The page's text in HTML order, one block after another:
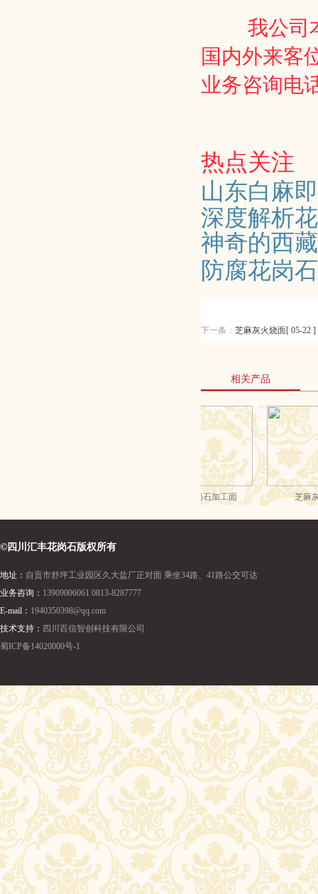
我公司
国内外来客
业务咨询电
热点关注
山东白麻
深度解析
神奇的西
防腐花岗
下一条： 芝麻灰火烧面[ 05-22 ]
相关产品
©四川汇丰花岗石版权所有
地址： 自贡市舒坪工业园区久大盐厂正对面 乘坐34路、41路公交可达
业务咨询： 13909006061 0813-8287777
E-mail： 1940350398@qq.com
技术支持： 四川百信智创科技有限公司
蜀ICP备14020000号-1